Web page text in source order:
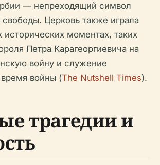
— непреходящий символ
свободы. Церковь также играла
исторических моментах, таких
Петра Карагеоргиевича на
войну и служение
войны (The Nutshell Times).
трагедии и